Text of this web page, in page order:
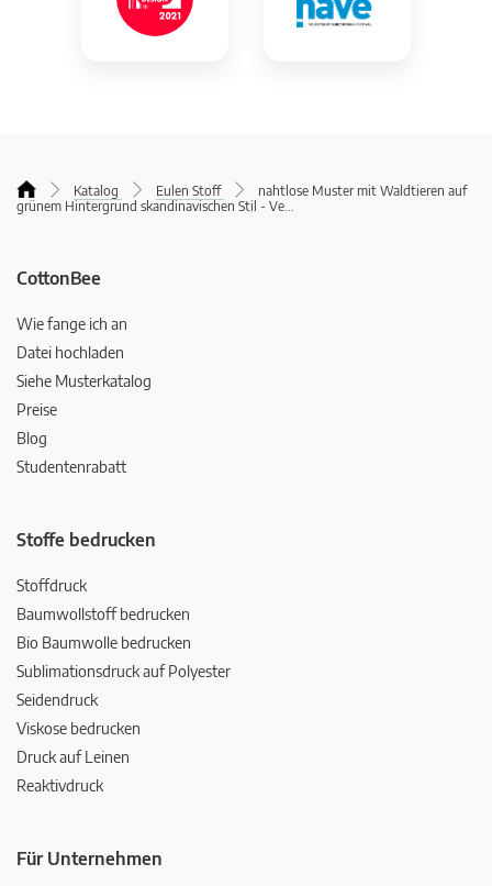
Katalog Eulen Stoff
nahtlose Muster mit Waldtieren auf
grünem Hintergrund skandinavischen Stil - Ve...
CottonBee
Wie fange ich an
Datei hochladen
Siehe Musterkatalog
Preise
Blog
Studentenrabatt
Stoffe bedrucken
Stoffdruck
Baumwollstoff bedrucken
Bio Baumwolle bedrucken
Sublimationsdruck auf Polyester
Seidendruck
Viskose bedrucken
Druck auf Leinen
Reaktivdruck
Für Unternehmen